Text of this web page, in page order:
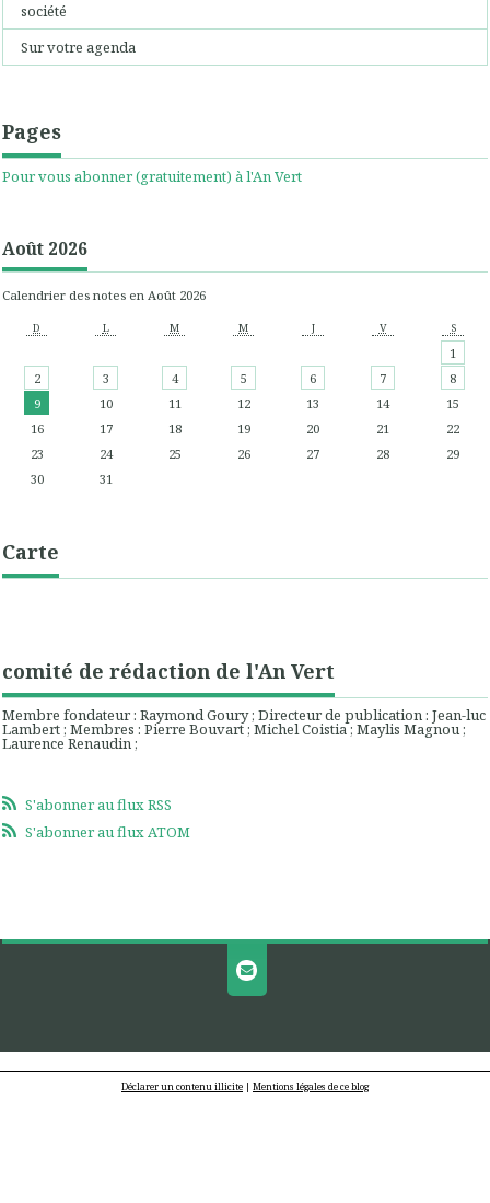
société
Sur votre agenda
Pages
Pour vous abonner (gratuitement) à l'An Vert
Août 2026
Calendrier des notes en Août 2026
D L M M J V S
1
2
3 4 5 6 7
8
9
10 11 12 13 14
15
16
17 18 19 20 21
22
23
24 25 26 27 28
29
30
31
Carte
comité de rédaction de l'An Vert
Membre fondateur : Raymond Goury ; Directeur de publication : Jean-luc
Lambert ; Membres : Pierre Bouvart ; Michel Coistia ; Maylis Magnou ;
Laurence Renaudin ;
S'abonner au flux RSS
S'abonner au flux ATOM
Déclarer un contenu illicite | Mentions légales de ce blog